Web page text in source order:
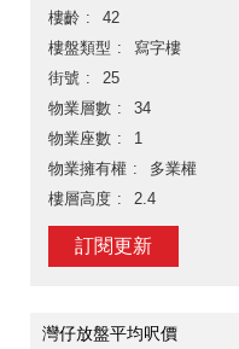
樓齡
42
樓盤類型
寫字樓
街號
25
物業層數
34
物業座數
1
物業擁有權
多業權
樓層高度
2.4
訂閱更新
灣仔放盤平均呎價